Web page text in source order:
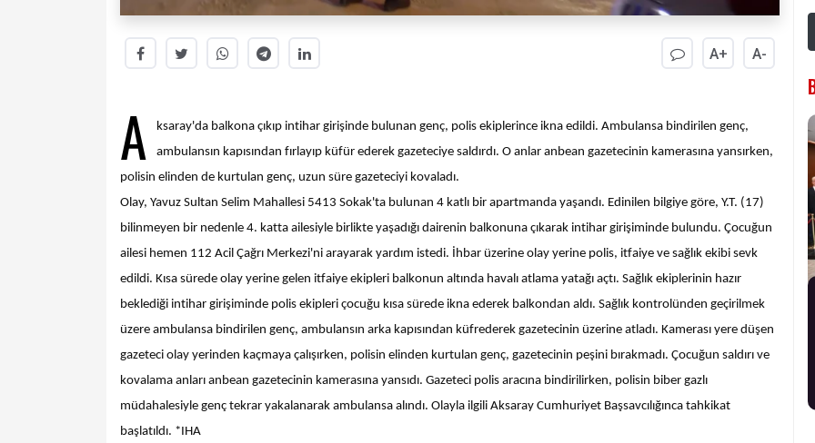
A+ A-
A
ksaray'da balkona çıkıp intihar girişinde bulunan genç, polis ekiplerince ikna edildi. Ambulansa bindirilen genç,
ambulansın kapısından fırlayıp küfür ederek gazeteciye saldırdı. O anlar anbean gazetecinin kamerasına yansırken,
polisin elinden de kurtulan genç, uzun süre gazeteciyi kovaladı.
Olay, Yavuz Sultan Selim Mahallesi 5413 Sokak'ta bulunan 4 katlı bir apartmanda yaşandı. Edinilen bilgiye göre, Y.T. (17)
bilinmeyen bir nedenle 4. katta ailesiyle birlikte yaşadığı dairenin balkonuna çıkarak intihar girişiminde bulundu. Çocuğun
ailesi hemen 112 Acil Çağrı Merkezi'ni arayarak yardım istedi. İhbar üzerine olay yerine polis, itfaiye ve sağlık ekibi sevk
edildi. Kısa sürede olay yerine gelen itfaiye ekipleri balkonun altında havalı atlama yatağı açtı. Sağlık ekiplerinin hazır
beklediği intihar girişiminde polis ekipleri çocuğu kısa sürede ikna ederek balkondan aldı. Sağlık kontrolünden geçirilmek
üzere ambulansa bindirilen genç, ambulansın arka kapısından küfrederek gazetecinin üzerine atladı. Kamerası yere düşen
gazeteci olay yerinden kaçmaya çalışırken, polisin elinden kurtulan genç, gazetecinin peşini bırakmadı. Çocuğun saldırı ve
kovalama anları anbean gazetecinin kamerasına yansıdı. Gazeteci polis aracına bindirilirken, polisin biber gazlı
müdahalesiyle genç tekrar yakalanarak ambulansa alındı. Olayla ilgili Aksaray Cumhuriyet Başsavcılığınca tahkikat
başlatıldı. *IHA